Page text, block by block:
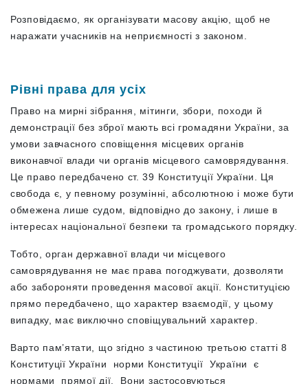
Розповідаємо, як організувати масову акцію, щоб не
наражати учасників на неприємності з законом.
Рівні права для усіх
Право на мирні зібрання, мітинги, збори, походи й
демонстрації без зброї мають всі громадяни України, за
умови завчасного сповіщення місцевих органів
виконавчої влади чи органів місцевого самоврядування.
Це право передбачено ст. 39 Конституції України. Ця
свобода є, у певному розумінні, абсолютною і може бути
обмежена лише судом, відповідно до закону, і лише в
інтересах національної безпеки та громадського порядку.
Тобто, орган державної влади чи місцевого
самоврядування не має права погоджувати, дозволяти
або забороняти проведення масової акції. Конституцією
прямо передбачено, що характер взаємодії, у цьому
випадку, має виключно сповіщувальний характер.
Варто пам’ятати, що згідно з частиною третьою статті 8
Конституції України норми Конституції України є
нормами прямої дії. Вони застосовуються